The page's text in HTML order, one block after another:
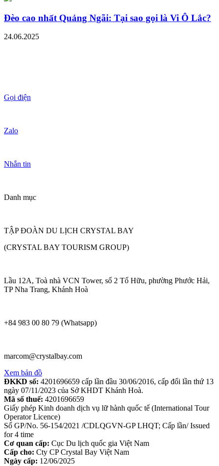
Đèo cao nhất Quảng Ngãi: Tại sao gọi là Vi Ô Lắc?
24.06.2025
Gọi điện
Zalo
Nhắn tin
Danh mục
TẬP ĐOÀN DU LỊCH CRYSTAL BAY
(CRYSTAL BAY TOURISM GROUP)
Lầu 12A, Toà nhà VCN Tower, số 2 Tố Hữu, phường Phước Hải,
TP Nha Trang, Khánh Hoà
+84 983 00 80 79 (Whatsapp)
marcom@crystalbay.com
Xem bản đồ
ĐKKD số: 4201696659 cấp lần đầu 30/06/2016, cấp đổi lần thứ 13
ngày 07/11/2023 của Sở KHDT Khánh Hoà.
Mã số thuế: 4201696659
Giấy phép Kinh doanh dịch vụ lữ hành quốc tế (International Tour
Operator Licence)
Số GP/No. 56-154/2021 /CDLQGVN-GP LHQT; Cấp lần/ Issued
for 4 time
Cơ quan cấp: Cục Du lịch quốc gia Việt Nam
Cấp cho: Cty CP Crystal Bay Việt Nam
Ngày cấp: 12/06/2025